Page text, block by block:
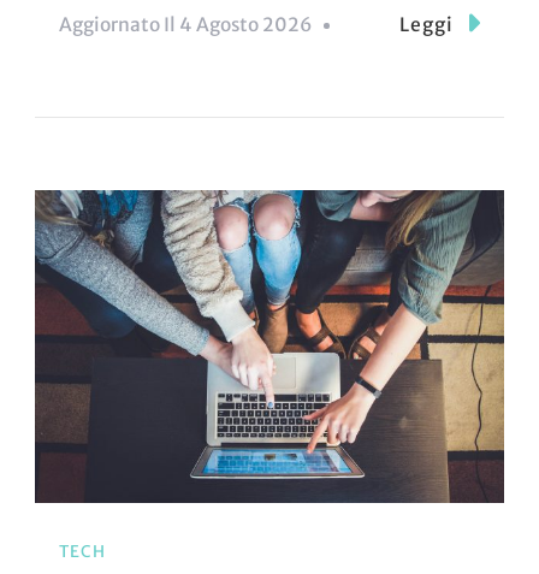
Aggiornato Il 4 Agosto 2026 Leggi
TECH